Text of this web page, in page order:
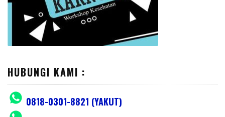
HUBUNGI KAMI :
0818-0301-8821 (YAKUT)